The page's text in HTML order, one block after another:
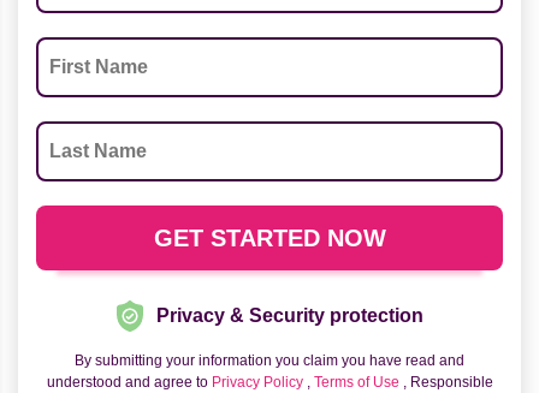
Privacy & Security protection
By submitting your information you claim you have read and
understood and agree to Privacy Policy , Terms of Use , Responsible